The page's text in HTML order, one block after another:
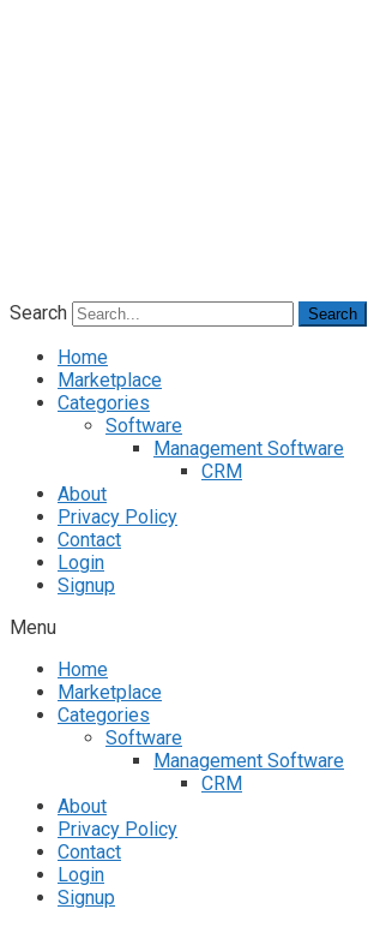
Search Search
Home
Marketplace
Categories
Software
Management Software
CRM
About
Privacy Policy
Contact
Login
Signup
Menu
Home
Marketplace
Categories
Software
Management Software
CRM
About
Privacy Policy
Contact
Login
Signup